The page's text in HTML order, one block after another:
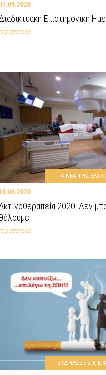
Διαδικτυακή Επιστημονική
περισσότερα
ΤΑ ΝΕΑ ΤΗΣ
10.06.2020
Ακτινοθεραπεία 2020: Δεν
θέλουμε;
περισσότερα
ΕΚΔΗΛΩΣΕΙΣ